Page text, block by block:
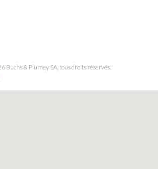
Buchs & Plumey SA, tous droits réservés.